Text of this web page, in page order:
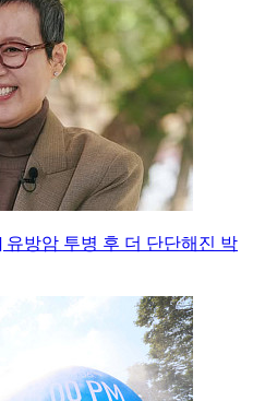
유방암 투병 후 더 단단해진 박